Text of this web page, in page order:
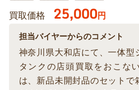
買取価格 25,000円
担当バイヤーからのコメント
神奈川県大和店にて、一体型
タンクの店頭買取をおこな
は、新品未開封品のセットで